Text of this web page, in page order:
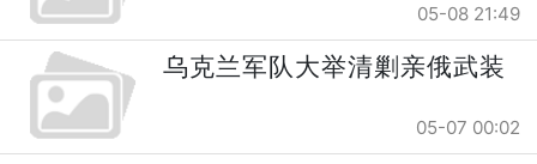
05-08 21:49
乌克兰军队大举清剿亲俄武装
05-07 00:02